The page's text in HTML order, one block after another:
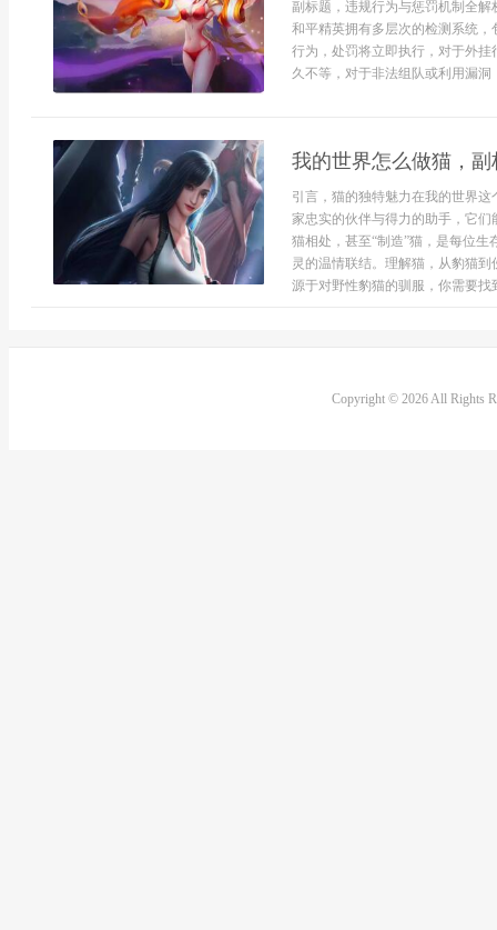
副标题，违规行为与惩罚机制全
和平精英拥有多层次的检测系统
行为，处罚将立即执行，对于外
久不等，对于非法组队或利用漏洞
我的世界怎么做猫，
引言，猫的独特魅力在我的世界
家忠实的伙伴与得力的助手，它
猫相处，甚至“制造”猫，是每位
灵的温情联结。理解猫，从豹猫
源于对野性豹猫的驯服，你需要找
Copyright © 2026 All Rights